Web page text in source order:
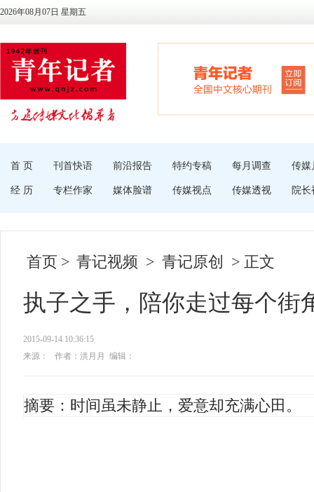
2026年08月07日 星期五
首 页 刊首快语 前沿报告 特约专稿 每月调查 传媒
经 历 专栏作家 媒体脸谱 传媒视点 传媒透视 院长
首页 > 青记视频 > 青记原创 > 正文
执子之手，陪你走过每个街
2015-09-14 10:36:15
来源：
作者：洪月月 编辑：
摘要：时间虽未静止，爱意却充满心田。